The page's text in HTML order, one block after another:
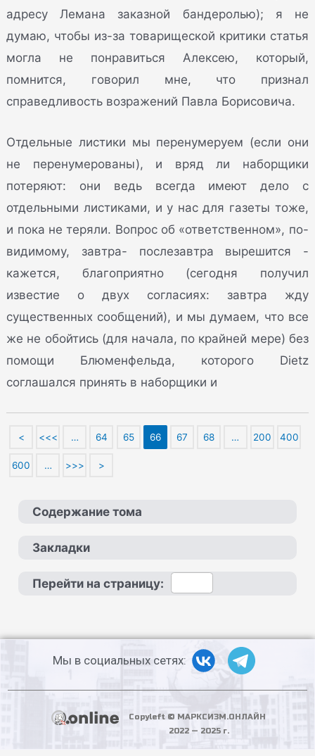
адресу Лемана заказной бандеролью); я не
думаю, чтобы из-за товарищеской критики статья
могла не понравиться Алексею, который,
помнится, говорил мне, что признал
справедливость возражений Павла Борисовича.
Отдельные листики мы перенумеруем (если они
не перенумерованы), и вряд ли наборщики
потеряют: они ведь всегда имеют дело с
отдельными листиками, и у нас для газеты тоже,
и пока не теряли. Вопрос об «ответственном», по-
видимому, завтра- послезавтра вырешится -
кажется, благоприятно (сегодня получил
известие о двух согласиях: завтра жду
существенных сообщений), и мы думаем, что все
же не обойтись (для начала, по крайней мере) без
помощи Блюменфельда, которого Dietz
соглашался принять в наборщики и
< <<< … 64 65 66 67 68 … 200 400
600 … >>> >
Содержание тома
Закладки
Перейти на страницу:
Мы в социальных сетях:
Copyleft © МАРКСИЗМ.ОНЛАЙН
2022 — 2025 г.